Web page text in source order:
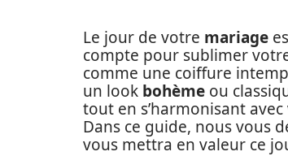
Le jour de votre mariage
compte pour sublimer
comme une coiffure
un look bohème ou
tout en s’harmonisant
Dans ce guide, nous vous
vous mettra en valeur ce